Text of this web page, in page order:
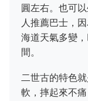
圓左右。也可
人推薦巴士，
海道天氣多變
間。
二世古的特色
軟，摔起來不